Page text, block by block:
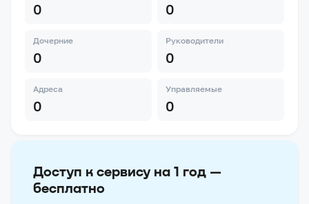
0 0
Дочерние
0
Руководители
0
Адреса
0
Управляемые
0
Доступ к сервису на 1 год —
бесплатно